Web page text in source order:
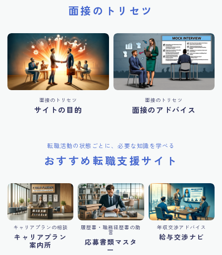
面接のトリセツ
面接のトリセツ
サイトの目的
面接のトリセツ
面接のアドバイス
転職活動の状態ごとに、必要な知識を学べる
おすすめ転職支援サイト
キャリアプランの相談
キャリアプラン
案内所
履歴書・職務経歴書の助
言
応募書類マスタ
ー
年収交渉アドバイス
給与交渉ナビ